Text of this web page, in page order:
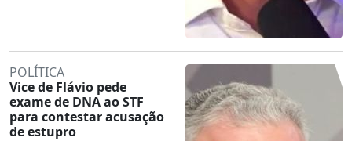
POLÍTICA
Vice de Flávio pede
exame de DNA ao STF
para contestar acusação
de estupro